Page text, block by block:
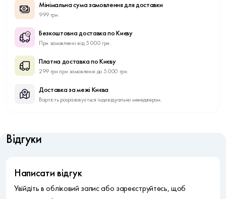
Мінімальна сума замовлення для доставки
999 грн.
Безкоштовна доставка по Києву
При замовленні від 5 000 грн.
Платна доставка по Києву
299 грн при замовленні до 5 000 грн.
Доставка за межі Києва
Вартість розраховується індивідуально менеджером.
Відгуки
Написати відгук
Увійдіть в обліковий запис або зареєструйтесь, щоб